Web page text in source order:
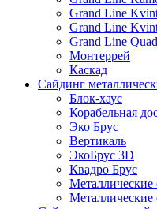
Grand Line
Grand Line
Grand Line
Монтеррей
Каскад
Сайдинг
Блок-хаус
Корабельная
Эко Брус
Вертикаль
ЭкоБрус 3D
Квадро Брус